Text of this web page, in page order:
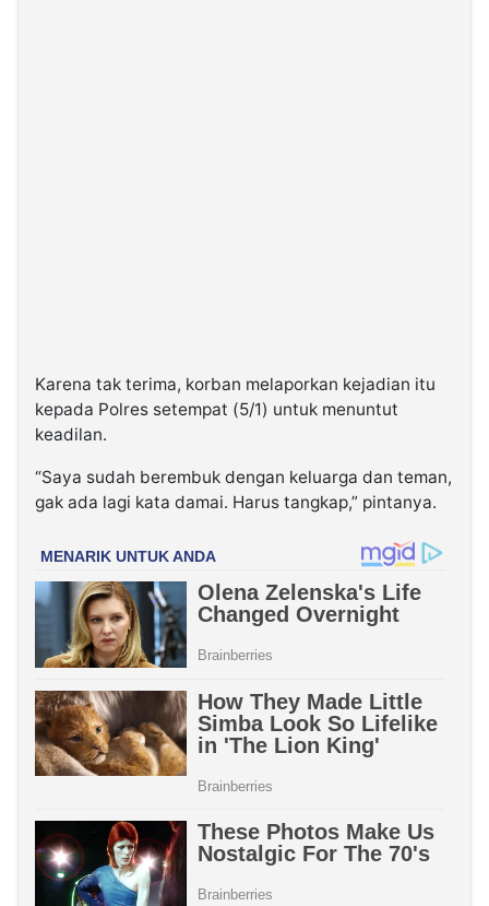
Karena tak terima, korban melaporkan kejadian itu
kepada Polres setempat (5/1) untuk menuntut
keadilan.
“Saya sudah berembuk dengan keluarga dan teman,
gak ada lagi kata damai. Harus tangkap,” pintanya.